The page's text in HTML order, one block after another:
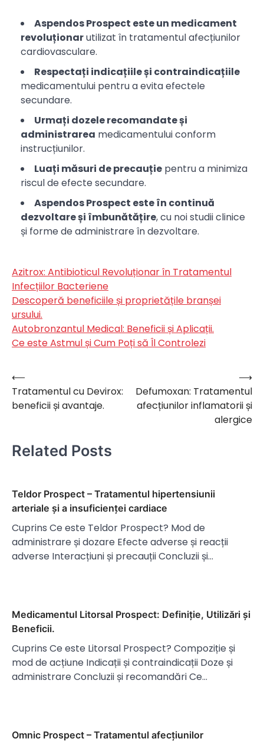
Aspendos Prospect este un medicament
revoluționarutilizat în tratamentul afecțiunilor
cardiovasculare.
Respectați indicațiile și contraindicațiile
medicamentului pentru a evita efectele
secundare.
Urmați dozele recomandate și
administrarea medicamentului conform
instrucțiunilor.
Luați măsuri de precauție pentru a minimiza
riscul de efecte secundare.
Aspendos Prospect este în continuă
dezvoltare și îmbunătățire, cu noi studii clinice
și forme de administrare în dezvoltare.
Azitrox: Antibioticul Revoluționar în Tratamentul
Infecțiilor Bacteriene
Descoperă beneficiile și proprietățile branșei
ursului.
Autobronzantul Medical: Beneficii și Aplicații.
Ce este Astmul și Cum Poți să Îl Controlezi
Navigare
în
⟵
Tratamentul cu Devirox:
beneficii și avantaje.
Defumoxan: Tratamentul
afecțiunilor inflamatorii și
alergice
⟶
Related Posts
Teldor Prospect – Tratamentul hipertensiunii
arteriale și a insuficienței cardiace
Cuprins Ce este Teldor Prospect? Mod de
administrare și dozare Efecte adverse și reacții
adverse Interacțiuni și precauții Concluzii și…
Medicamentul Litorsal Prospect: Definiție, Utilizări și
Beneficii.
Cuprins Ce este Litorsal Prospect? Compoziție și
mod de acțiune Indicații și contraindicații Doze și
administrare Concluzii și recomandări Ce…
Omnic Prospect – Tratamentul afecțiunilor